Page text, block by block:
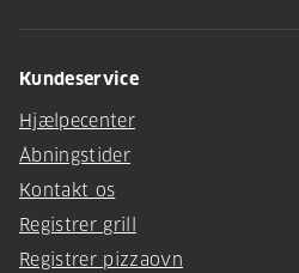
Kundeservice
Hjælpecenter
Åbningstider
Kontakt os
Registrer grill
Registrer pizzaovn